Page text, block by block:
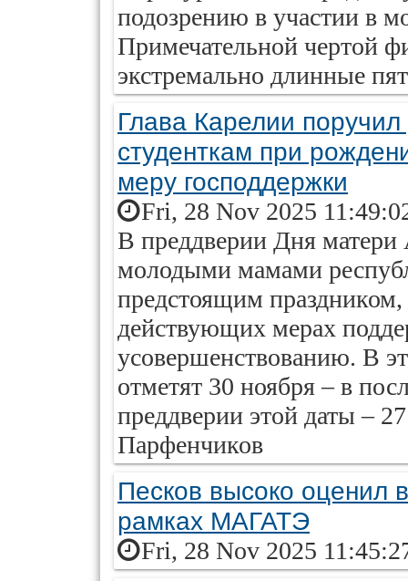
подозрению в участии в
Примечательной чертой
экстремально длинные
Глава Карелии
студенткам при
меру господдержки
Fri, 28 Nov 2025
В преддверии Дня матери
молодыми мамами
предстоящим
действующих мерах
усовершенствованию. В
отметят 30 ноября – в
преддверии этой даты –
Парфенчиков
Песков высоко оценил
рамках МАГАТЭ
Fri, 28 Nov 2025